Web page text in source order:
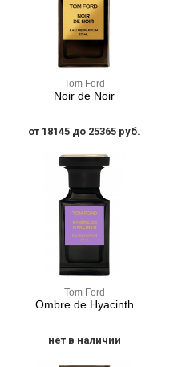
Tom Ford
Noir de Noir
от 18145 до 25365 руб.
Tom Ford
Ombre de Hyacinth
нет в наличии